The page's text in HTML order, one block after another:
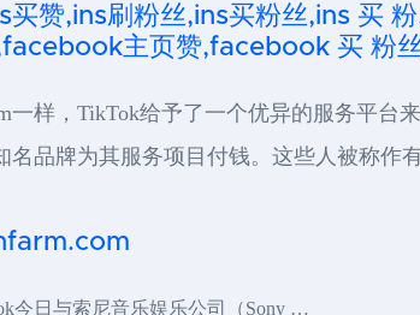
买赞,ins刷粉丝,ins买粉丝,ins 买
主页赞,facebook 买 粉
一样，TikTok给予了一个优异的服务平
名品牌为其服务项目付钱。这些人被称作
今日与索尼音乐娱乐公司（Sony …